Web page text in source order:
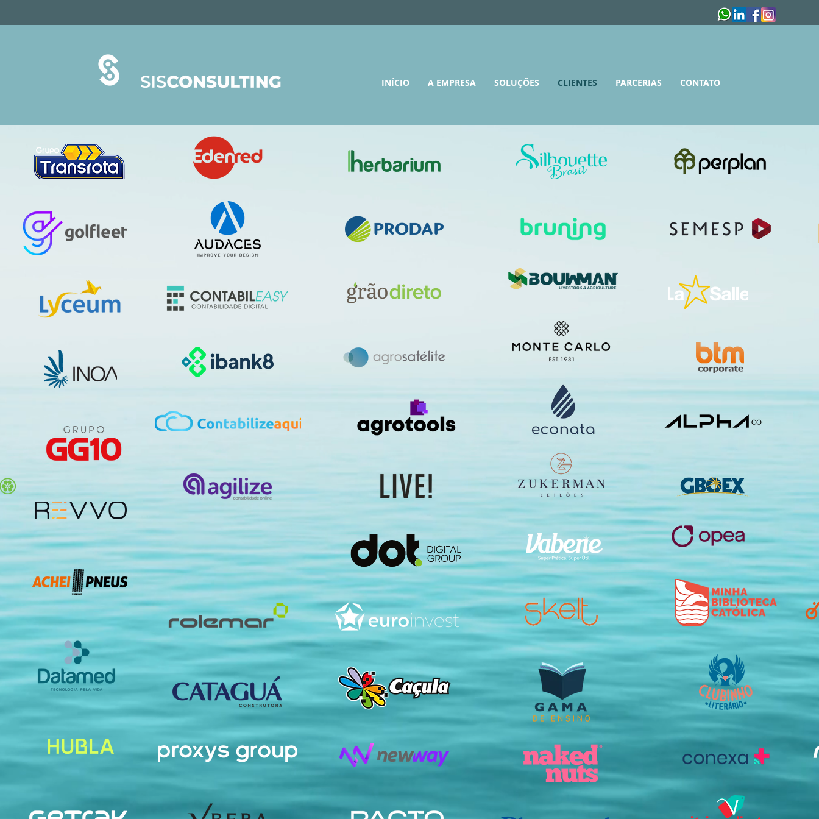
INÍCIO A EMPRESA SOLUÇÕES CLIENTES PARCERIAS CONTATO